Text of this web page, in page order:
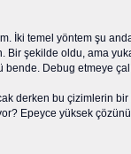
İki temel yöntem şu
şekilde oldu, ama
Debug etmeye
derken bu çizimlerin
Epeyce yüksek